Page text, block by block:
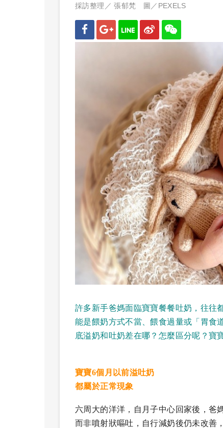
採訪整理／ 張郁梵 圖／PEXELS
許多新手爸媽面臨寶寶餐餐吐奶，往往
能是餵奶方式不當、餵食過量或「胃食
底溢奶和吐奶差在哪？怎麼區分呢？寶
寶寶6個月以前溢吐奶
都屬於正常現象
六周大的洋洋，自月子中心回家後，爸
而非噴射狀嘔吐，自行減奶後仍未改善